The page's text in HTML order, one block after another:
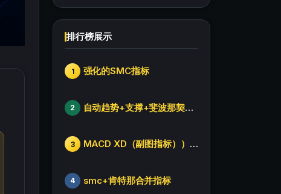
排行榜展示
1 强化的SMC指标
2 自动趋势+支撑+斐波那契+箱体
3 MACD XD（副图指标））修改版
4 smc+肯特那合并指标